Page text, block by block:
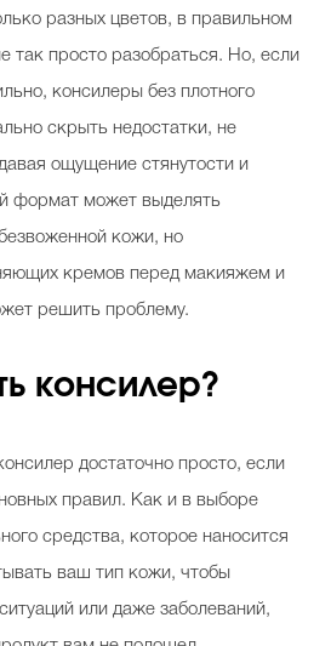
разных цветов, в правильном
так просто разобраться. Но, если
консилеры без плотного
скрыть недостатки, не
ощущение стянутости и
формат может выделять
кожи, но
кремов перед макияжем и
решить проблему.
консилер?
достаточно просто, если
правил. Как и в выборе
средства, которое наносится
ваш тип кожи, чтобы
или даже заболеваний,